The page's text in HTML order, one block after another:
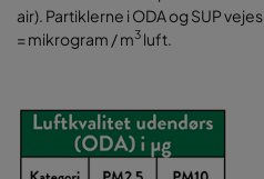
air). Partiklerne i ODA og SUP
= mikrogram / m3 luft.